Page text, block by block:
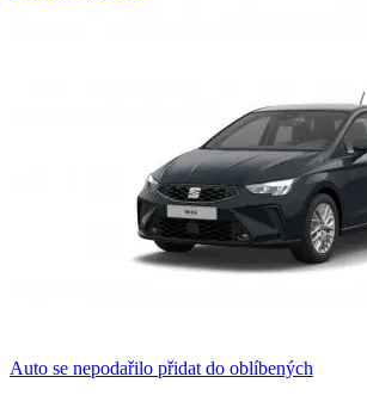
Auto se nepodařilo přidat do oblíbených